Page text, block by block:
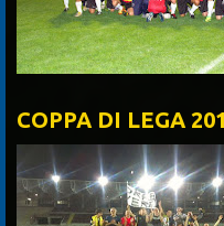
COPPA DI LEGA